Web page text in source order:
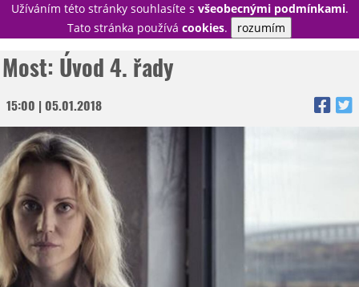
Užíváním této stránky souhlasíte s všeobecnými podmínkami.
Tato stránka používá cookies. rozumím
PŘIHLÁSIT
NOVINKY
TÉMATA
RECENZE
EPIZODY
KULT
TRAILERY
GALERIE
DISKUZE
STATISTIKY
TIRÁŽ
Most: Úvod 4. řady
15:00 | 05.01.2018